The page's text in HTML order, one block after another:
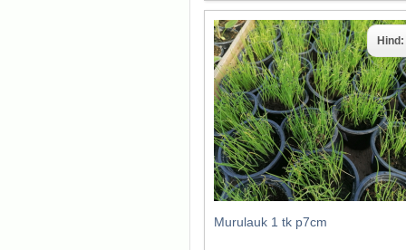
Murulauk 1 tk p7cm
Hind: